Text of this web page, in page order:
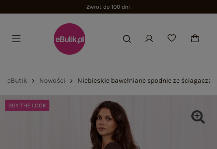
Zwrot do 100 dni
eButik Nowości Niebieskie bawełniane spodnie ze
BUY THE LOOK